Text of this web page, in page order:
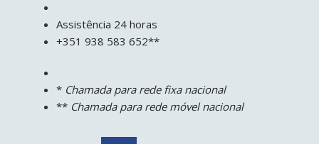
Assistência 24 horas
+351 938 583 652**
* Chamada para rede fixa nacional
** Chamada para rede móvel nacional